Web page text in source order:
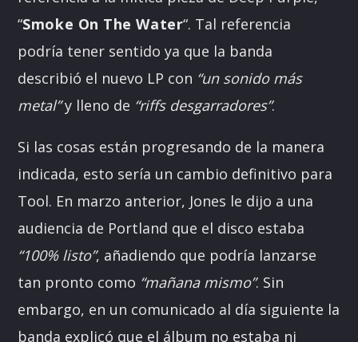
“Smoke On The Water“. Tal referencia
podría tener sentido ya que la banda
describió el nuevo LP con “un sonido más
metal”y lleno de “riffs desgarradores”.
Si las cosas están progresando de la manera
indicada, esto sería un cambio definitivo para
Tool. En marzo anterior, Jones le dijo a una
audiencia de Portland que el disco estaba
“100% listo”, añadiendo que podría lanzarse
tan pronto como “mañana mismo”. Sin
embargo, en un comunicado al día siguiente la
banda explicó que el álbum no estaba ni